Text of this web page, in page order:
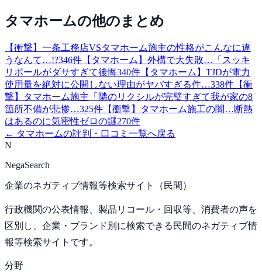
タマホームの他のまとめ
【衝撃】一条工務店VSタマホーム施主の性格がこんなに違
うなんて…!?346件 【タマホーム】外構で大失敗…「スッキ
リポールがダサすぎて後悔340件 【タマホーム】TJDが電力
使用量を絶対に公開しない理由がヤバすぎる件…338件 【衝
撃】タマホーム施主「隣のリクシルが完璧すぎて我が家の8
箇所不備が悲惨…325件 【衝撃】タマホーム施工の闇…断熱
はあるのに気密性ゼロの謎270件
← タマホームの評判・口コミ一覧へ戻る
N
NegaSearch
企業のネガティブ情報等検索サイト（民間）
行政機関の公表情報、製品リコール・回収等、消費者の声を
区別し、企業・ブランド別に検索できる民間のネガティブ情
報等検索サイトです。
分野